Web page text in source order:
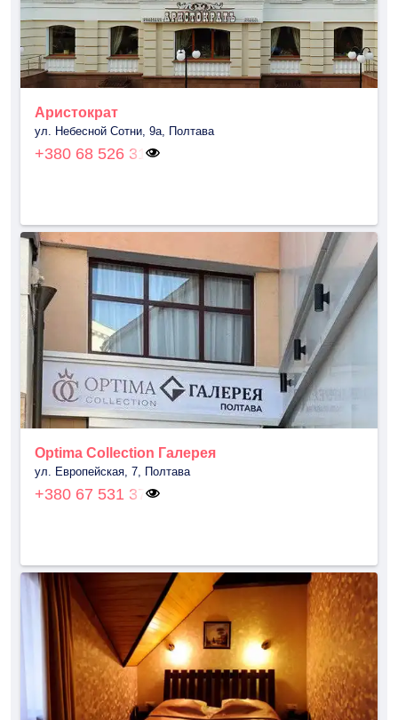
Аристократ
ул. Небесной Сотни, 9а, Полтава
+380 68 526 31
Optima Collection Галерея
ул. Европейская, 7, Полтава
+380 67 531 37